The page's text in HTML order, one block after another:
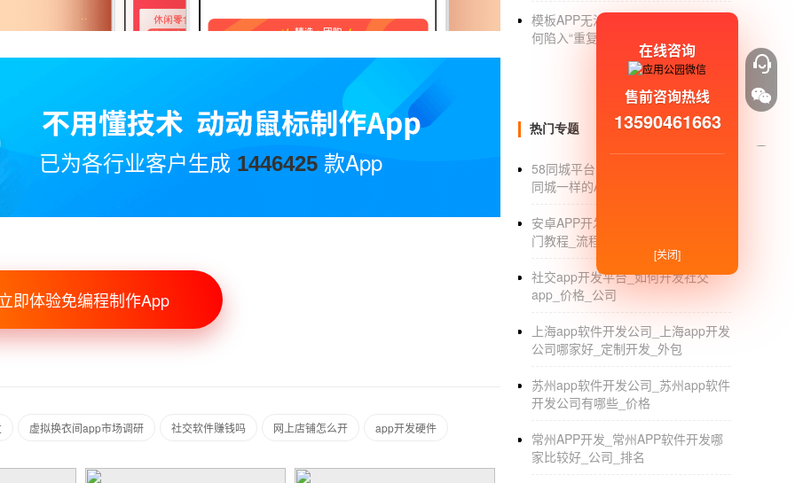
3.在每月25日结算前一个月的订单后，可以撤
用户的步骤和流程清晰，运营商的盈利模式
国外APP开发者收益高 55%月收入
根据移动广告平台InmobiInsights提供的一项
名开发用户，结果显示，86%的开发用户更
此外，调查还显示，Java是开发用户使用多
命和智能手机使用的激增是推动
应用程序货币化，以支持团队的持续创新。
55%的开发人月薪只有1000美元，而移动应
发，公司人平均收入的30多倍。三分之一的
们的游戏下载量超过了100万次。
预计移动应用的需求将持续增长，特别是随
技术研究公司公司高德纳预测，到今年年底
相比之下，对于开发商人来说，快速创建应
已为各行业客户生成 1446425 款App
即体验免编程制作App
虚拟换衣间app市场调研 社交软件赚钱吗 网上店铺怎么开 app开发硬件
模板APP无法二次修改功能:企业为
何陷入“重复开发”困局?
热门专题
58同城平台怎么制作_制作一个跟58
同城一样的APP要多少钱_APP开发
安卓APP开发_安卓APP开发公司_入
门教程_流程_平台
社交app开发平台_如何开发社交
app_价格_公司
上海app软件开发公司_上海app开发
公司哪家好_定制开发_外包
苏州app软件开发公司_苏州app软件
开发公司有哪些_价格
常州APP开发_常州APP软件开发哪
家比较好_公司_排名
在线咨询
售前咨询热线
13590461663
[关闭]